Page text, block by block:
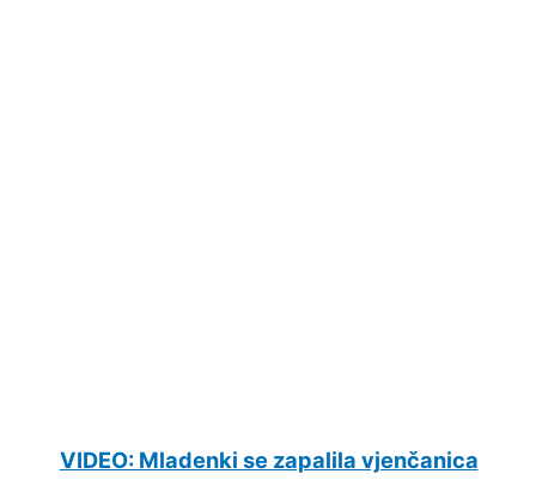
VIDEO: Mladenki se zapalila vjenčanica